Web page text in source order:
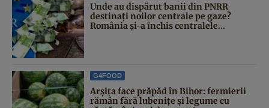
Unde au dispărut banii din PNRR
destinați noilor centrale pe gaze?
România și-a închis centralele...
G4FOOD
Arșița face prăpăd în Bihor: fermierii
rămân fără lubenițe și legume cu